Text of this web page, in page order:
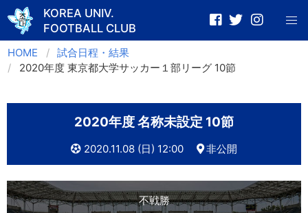
Skip
to
content
KOREA UNIV.
FOOTBALL CLUB
HOME
試合日程・結果
2020年度 東京都大学サッカー１部リーグ 10節
2020年度 名称未設定 10節
2020.11.08 (日) 12:00 非公開
不戦勝